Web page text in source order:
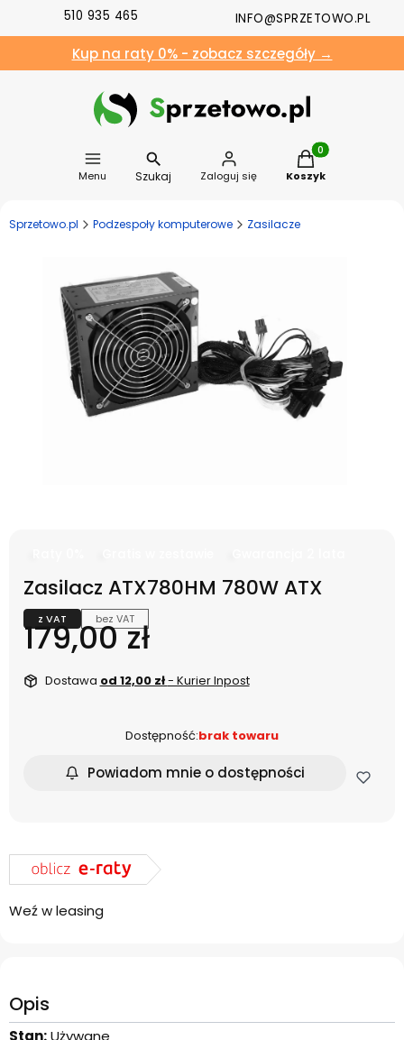
510 935 465 INFO@SPRZETOWO.PL
Kup na raty 0% - zobacz szczegóły →
Menu Szukaj Zaloguj się
Produkty w
Koszyk
Sprzetowo.pl Podzespoły komputerowe Zasilacze
Zasilacz ATX780HM 780W ATX
z VAT bez VAT
Cena
179,00 zł
Dostawa od 12,00 zł- Kurier Inpost
Dostępność:brak towaru
Powiadom mnie o dostępności
Weź w leasing
Opis
Stan:Używane